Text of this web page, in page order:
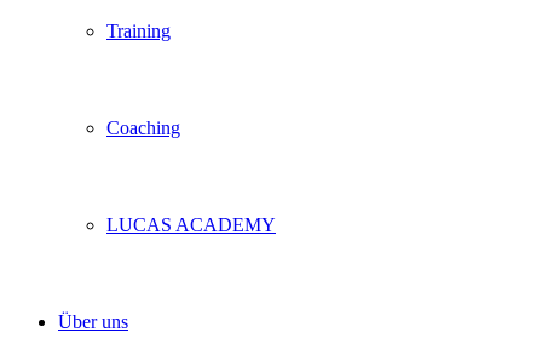
Training
Coaching
LUCAS ACADEMY
Über uns